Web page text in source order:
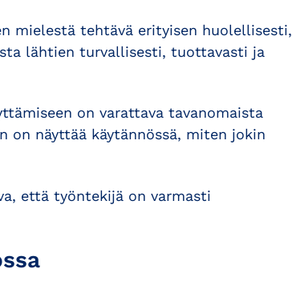
mielestä tehtävä erityisen huolellisesti,
lähtien turvallisesti, tuottavasti ja
on varattava tavanomaista
on näyttää käytännössä, miten jokin
että työntekijä on varmasti